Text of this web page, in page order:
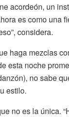
acordeón, un
es como una
considera.
haga mezclas
esta noche
no sabe
estilo.
no es la única.